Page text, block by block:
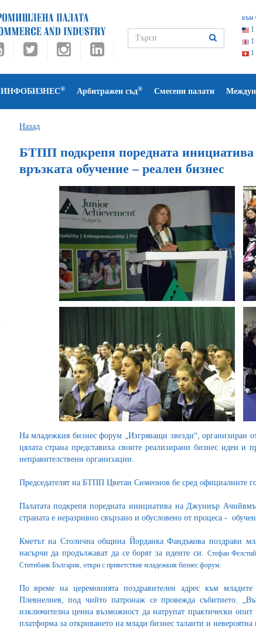
към
1
1
1
ИНФОБИЗНЕС® Арбитражен съд® Смесени палати
Назад
БТПП подкрепя поредната
връзката обучение – реален бизнес
На младежкия бизнес форум „Изгряващи звезди“,
цялата страна представиха своите реализирани бизнес идеи
неправителствени организации.
Председателят на БТПП Цветан Симеонов бе сред официалните
Палатата подкрепя поредната инициатива на Джуниър
страната е неразривно свързано и обусловено от процеса -
Кметът на Столична община Йорданка Фандъкова поздрави
насърчи да продължават да се борят за идеите си. Стефан
Ститибанк България,откри с приветствиемладежкия бизнес форум.
По време на церемонията поздравителен адрес към
Плевнелиев, под чийто патронаж се провежда събитието.
изключителна ценна възможност да натрупат практически
платформа за откриването на млади бизнес таланти и